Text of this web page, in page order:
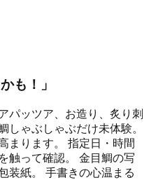
も！」
パッツア、お造り、炙り刺
しゃぶしゃぶだけ未体験。
まります。 指定日・時間
触って確認。 金目鯛の写
装紙。 手書きの心温まる